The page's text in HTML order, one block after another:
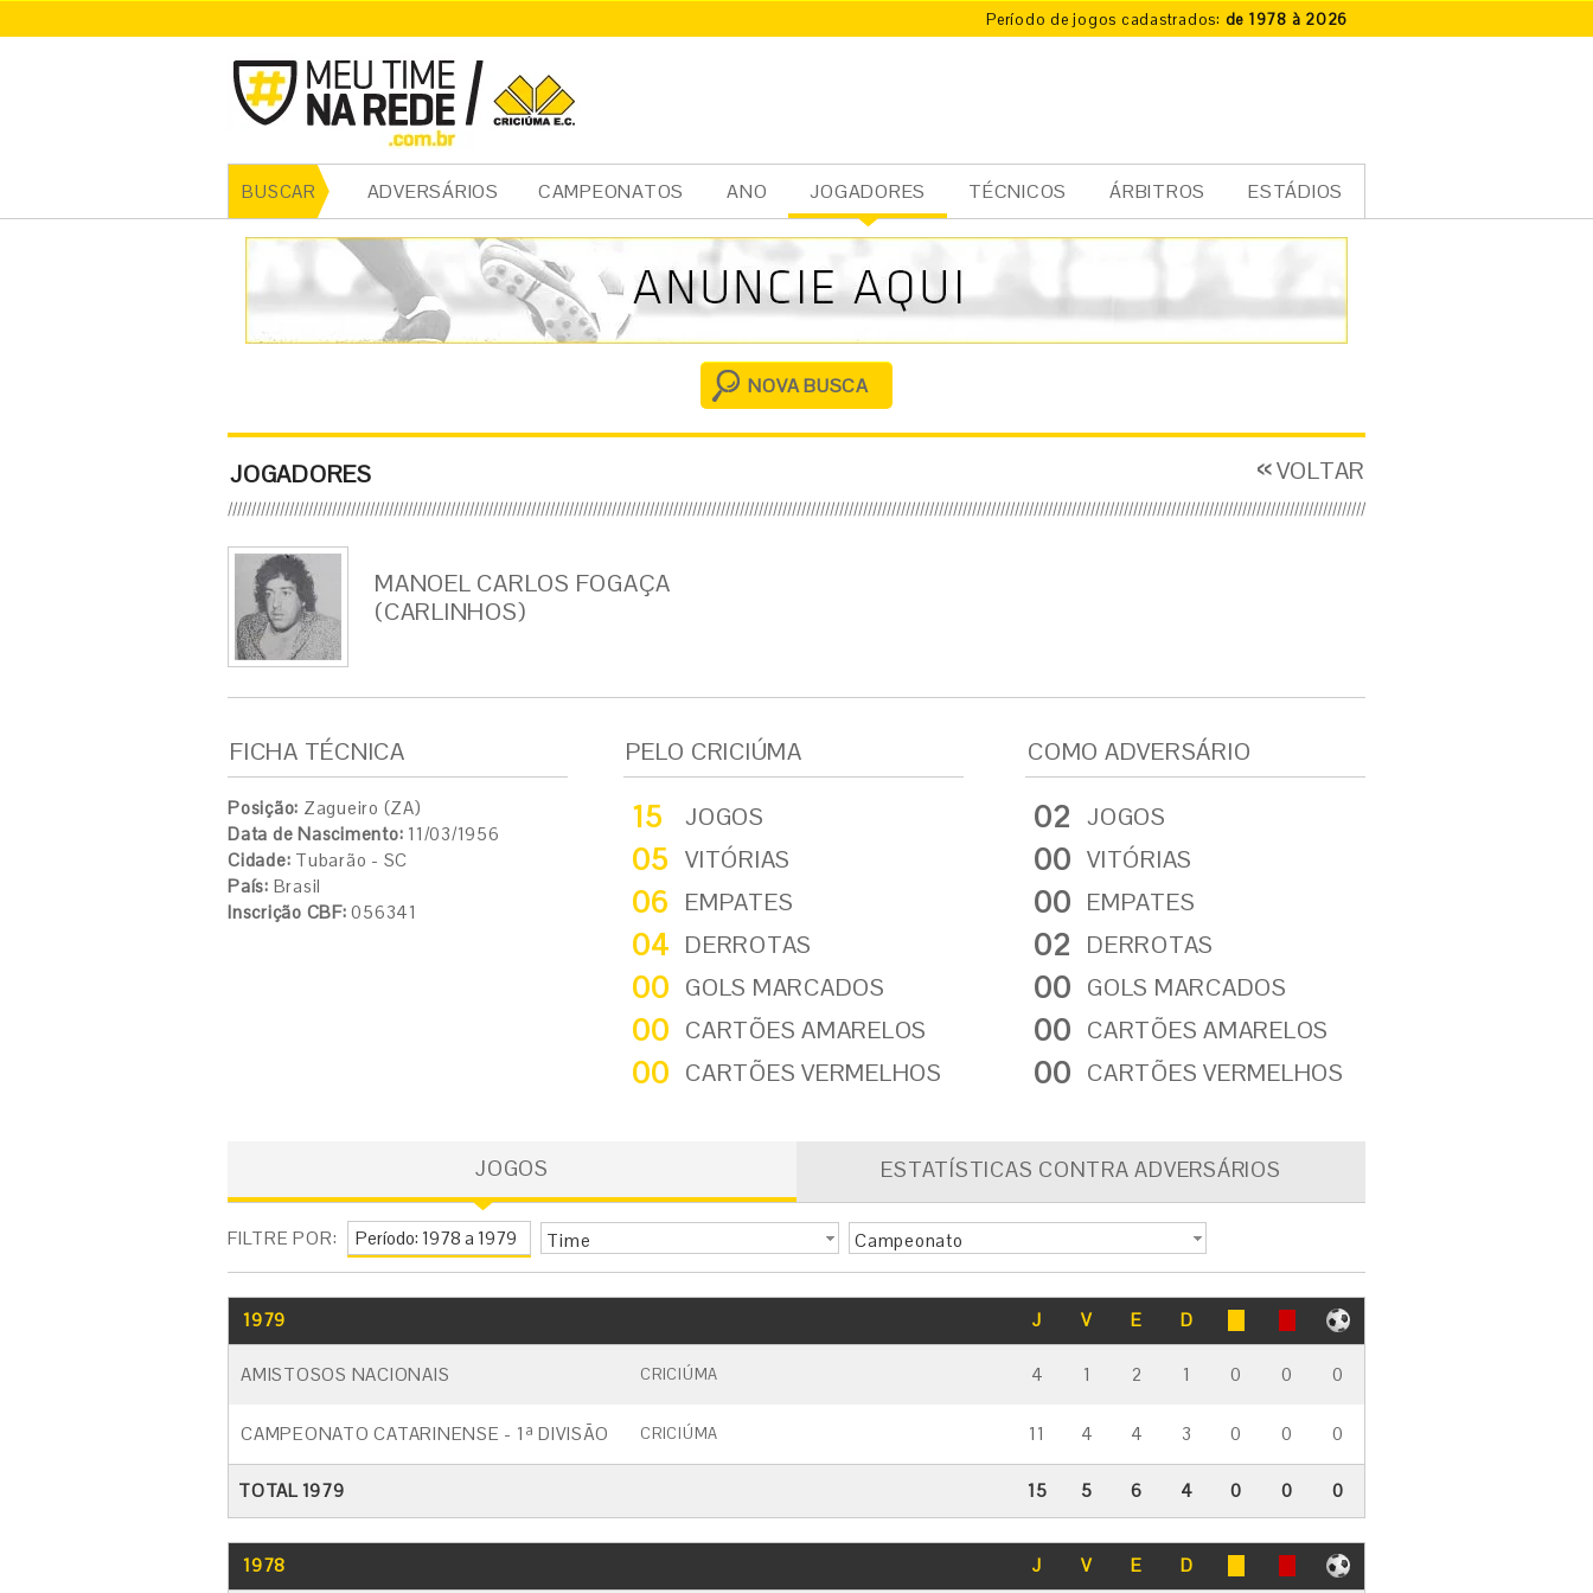
Período de jogos cadastrados: de 1978 à 2026
BUSCAR ADVERSÁRIOS CAMPEONATOS ANO JOGADORES TÉCNICOS ÁRBITROS ESTÁDIOS
cia
l
NOVA BUSCA
JOGADORES VOLTAR
MANOEL CARLOS FOGAÇA
(CARLINHOS)
FICHA TÉCNICA
Posição: Zagueiro (ZA)
Data de Nascimento: 11/03/1956
Cidade: Tubarão - SC
País: Brasil
Inscrição CBF: 056341
PELO CRICIÚMA
15 JOGOS
05 VITÓRIAS
06 EMPATES
04 DERROTAS
00 GOLS MARCADOS
00 CARTÕES AMARELOS
00 CARTÕES VERMELHOS
COMO ADVERSÁRIO
02 JOGOS
00 VITÓRIAS
00 EMPATES
02 DERROTAS
00 GOLS MARCADOS
00 CARTÕES AMARELOS
00 CARTÕES VERMELHOS
JOGOS ESTATÍSTICAS CONTRA ADVERSÁRIOS
FILTRE POR: Time Campeonato
1979 J V E D
AMISTOSOS NACIONAIS CRICIÚMA 4 1 2 1 0 0 0
CAMPEONATO CATARINENSE - 1ª DIVISÃO CRICIÚMA 11 4 4 3 0 0 0
TOTAL 1979 15 5 6 4 0 0 0
1978 J V E D